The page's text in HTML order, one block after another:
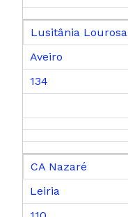
Lusitânia Lourosa
Aveiro
134
CA Nazaré
Leiria